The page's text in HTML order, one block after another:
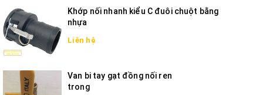
Khớp nối nhanh kiểu C đuôi chuột bằng
nhựa
Liên hệ
Van bi tay gạt đồng nối ren
trong